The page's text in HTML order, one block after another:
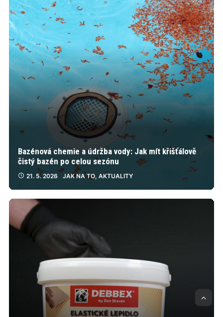
Bazénová chemie a údržba vody: Jak mít křišťálově
čistý bazén po celou sezónu
21. 5. 2026 JAK NA TO, AKTUALITY